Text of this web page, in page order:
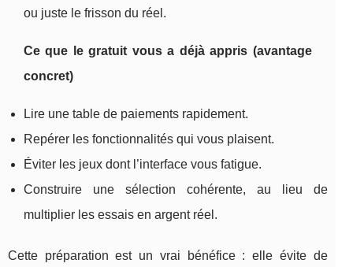
ou juste le frisson du réel.
Ce que le gratuit vous a déjà appris (avantage
concret)
Lire une table de paiements rapidement.
Repérer les fonctionnalités qui vous plaisent.
Éviter les jeux dont l’interface vous fatigue.
Construire une sélection cohérente, au lieu de
multiplier les essais en argent réel.
Cette préparation est un vrai bénéfice : elle évite de